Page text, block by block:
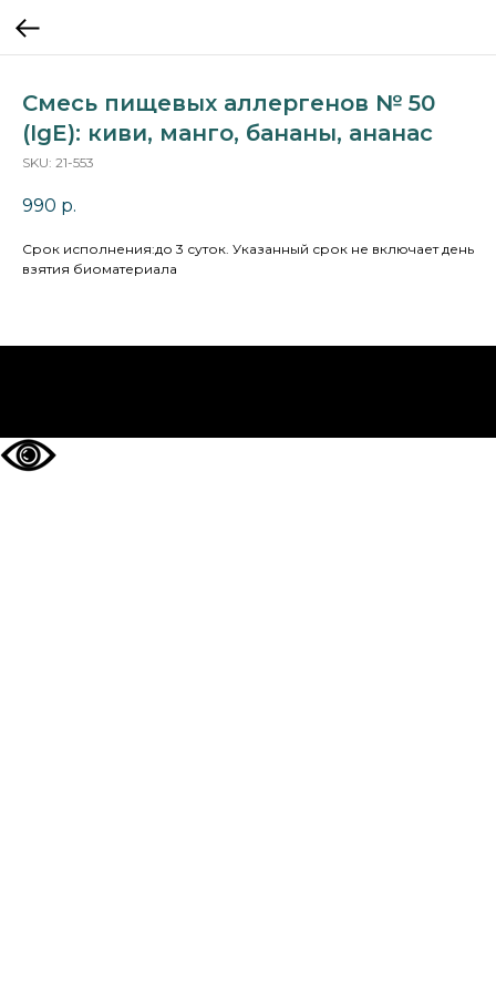
Смесь пищевых аллергенов № 50
(IgE): киви, манго, бананы, ананас
SKU: 21-553
990 р.
Cрок исполнения:до 3 суток. Указанный срок не включает день
взятия биоматериала